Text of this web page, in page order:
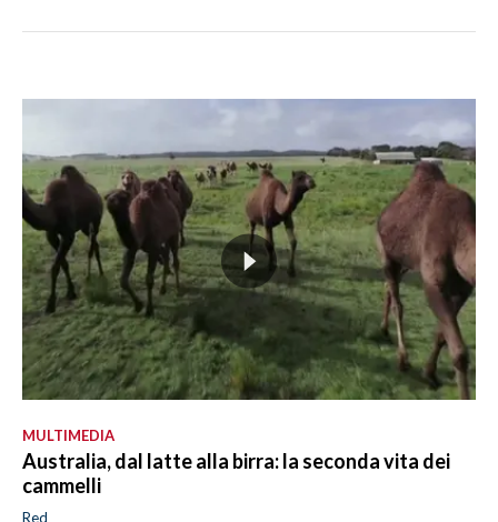
MULTIMEDIA
Australia, dal latte alla birra: la seconda vita dei
cammelli
Red